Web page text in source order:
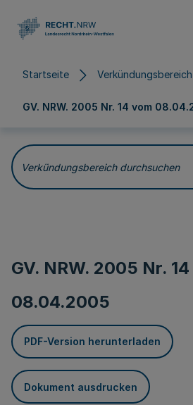
Startseite Verkündungsbereich
GV. NRW. 2005 Nr. 14 vom
Verkündungsbereich durchsuchen
GV. NRW. 2005 Nr.
08.04.2005
PDF-Version herunterladen
Dokument ausdrucken